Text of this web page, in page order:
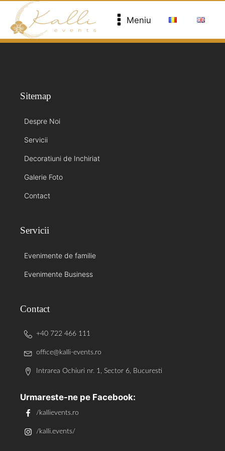
Meniu
Sitemap
Despre Noi
Servicii
Decoratiuni de Inchiriat
Galerie Foto
Contact
Servicii
Evenimente de familie
Evenimente Business
Contact
+40 722 466 111
office@kalli-events.ro
Intrarea Ochiuri nr. 1, Sector 6, Bucuresti
Urmareste-ne pe Facebook:
/kallievents.ro
/kalli.events/